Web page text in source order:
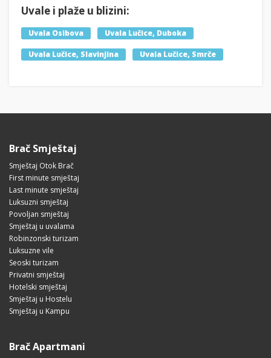
Uvale i plaže u blizini:
Uvala Osibova Uvala Lučice, Duboka
Uvala Lučice, Slavinjina Uvala Lučice, Smrče
Brač Smještaj
Smještaj Otok Brač
First minute smještaj
Last minute smještaj
Luksuzni smještaj
Povoljan smještaj
Smještaj u uvalama
Robinzonski turizam
Luksuzne vile
Seoski turizam
Privatni smještaj
Hotelski smještaj
Smještaj u Hostelu
Smještaj u Kampu
Brač Apartmani